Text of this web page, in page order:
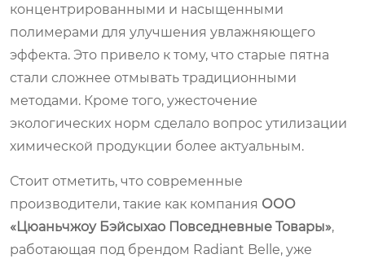
концентрированными и насыщенными
полимерами для улучшения увлажняющего
эффекта. Это привело к тому, что старые пятна
стали сложнее отмывать традиционными
методами. Кроме того, ужесточение
экологических норм сделало вопрос утилизации
химической продукции более актуальным.
Стоит отметить, что современные
производители, такие как компания ООО
«Цюаньчжоу Бэйсыхао Повседневные Товары»,
работающая под брендом Radiant Belle, уже